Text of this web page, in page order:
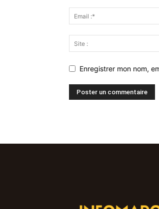
Enregistrer mon nom,